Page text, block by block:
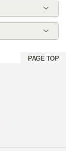
PAGE TOP